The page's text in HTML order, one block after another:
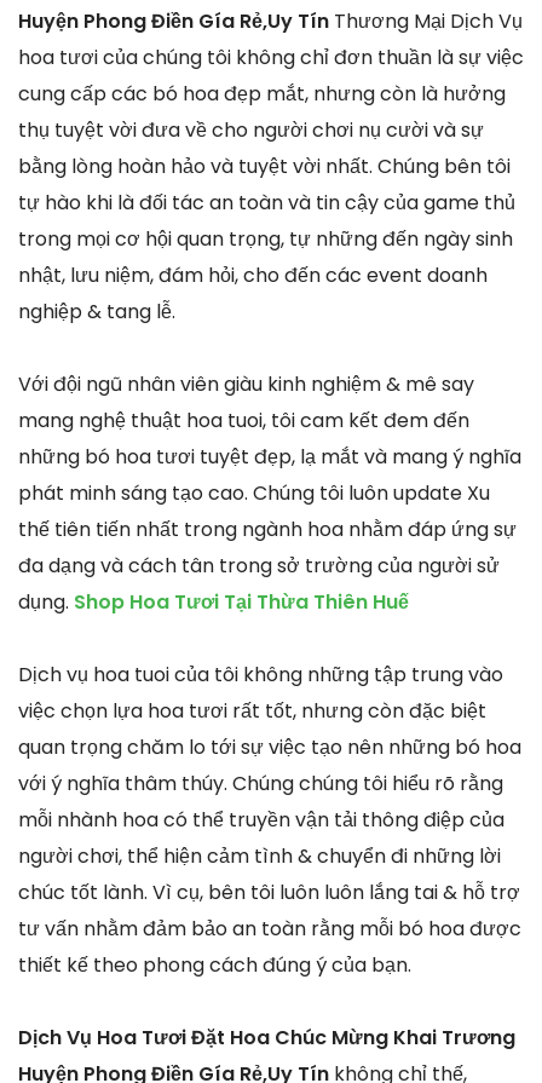
Huyện Phong Điền Gía Rẻ,Uy Tín Thương Mại Dịch Vụ
hoa tươi của chúng tôi không chỉ đơn thuần là sự việc
cung cấp các bó hoa đẹp mắt, nhưng còn là hưởng
thụ tuyệt vời đưa về cho người chơi nụ cười và sự
bằng lòng hoàn hảo và tuyệt vời nhất. Chúng bên tôi
tự hào khi là đối tác an toàn và tin cậy của game thủ
trong mọi cơ hội quan trọng, tự những đến ngày sinh
nhật, lưu niệm, đám hỏi, cho đến các event doanh
nghiệp & tang lễ.
Với đội ngũ nhân viên giàu kinh nghiệm & mê say
mang nghệ thuật hoa tuoi, tôi cam kết đem đến
những bó hoa tươi tuyệt đẹp, lạ mắt và mang ý nghĩa
phát minh sáng tạo cao. Chúng tôi luôn update Xu
thế tiên tiến nhất trong ngành hoa nhằm đáp ứng sự
đa dạng và cách tân trong sở trường của người sử
dụng. Shop Hoa Tươi Tại Thừa Thiên Huế
Dịch vụ hoa tuoi của tôi không những tập trung vào
việc chọn lựa hoa tươi rất tốt, nhưng còn đặc biệt
quan trọng chăm lo tới sự việc tạo nên những bó hoa
với ý nghĩa thâm thúy. Chúng chúng tôi hiểu rõ rằng
mỗi nhành hoa có thể truyền vận tải thông điệp của
người chơi, thể hiện cảm tình & chuyển đi những lời
chúc tốt lành. Vì cụ, bên tôi luôn luôn lắng tai & hỗ trợ
tư vấn nhằm đảm bảo an toàn rằng mỗi bó hoa được
thiết kế theo phong cách đúng ý của bạn.
Dịch Vụ Hoa Tươi Đặt Hoa Chúc Mừng Khai Trương
Huyện Phong Điền Gía Rẻ,Uy Tín không chỉ thế,